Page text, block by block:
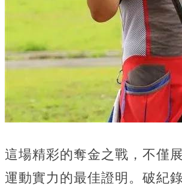
這場精彩的奪金之戰，不僅
運動實力的最佳證明。破紀